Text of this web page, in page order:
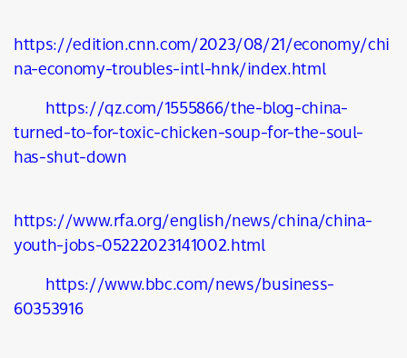
https://edition.cnn.com/2023/08/21/economy/chi
na-economy-troubles-intl-hnk/index.html
https://qz.com/1555866/the-blog-china-
turned-to-for-toxic-chicken-soup-for-the-soul-
has-shut-down
https://www.rfa.org/english/news/china/china-
youth-jobs-05222023141002.html
https://www.bbc.com/news/business-
60353916